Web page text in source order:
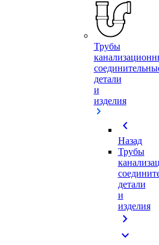
Трубы
детали
и
изделия
chevron_left
Назад
Трубы
детали
и
изделия
chevron_right
expand_more